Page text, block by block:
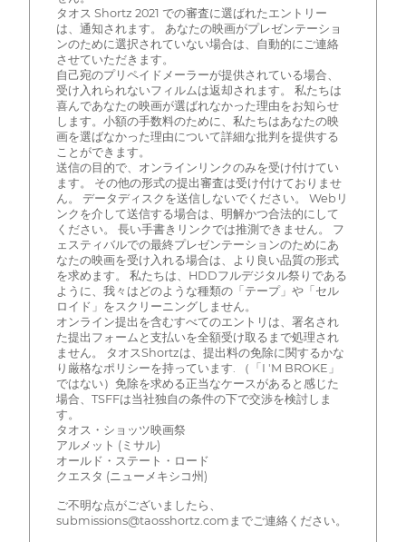
タオス Shortz 2021 での審査に選ばれたエントリー
は、通知されます。 あなたの映画がプレゼンテーショ
ンのために選択されていない場合は、自動的にご連絡
させていただきます。
自己宛のプリペイドメーラーが提供されている場合、
受け入れられないフィルムは返却されます。 私たちは
喜んであなたの映画が選ばれなかった理由をお知らせ
します。小額の手数料のために、私たちはあなたの映
画を選ばなかった理由について詳細な批判を提供する
ことができます。
送信の目的で、オンラインリンクのみを受け付けてい
ます。 その他の形式の提出審査は受け付けておりませ
ん。 データディスクを送信しないでください。 Webリ
ンクを介して送信する場合は、明解かつ合法的にして
ください。 長い手書きリンクでは推測できません。 フ
ェスティバルでの最終プレゼンテーションのためにあ
なたの映画を受け入れる場合は、より良い品質の形式
を求めます。 私たちは、HDDフルデジタル祭りである
ように、我々はどのような種類の「テープ」や「セル
ロイド」をスクリーニングしません。
オンライン提出を含むすべてのエントリは、署名され
た提出フォームと支払いを全額受け取るまで処理され
ません。 タオスShortzは、提出料の免除に関するかな
り厳格なポリシーを持っています. （「I 'M BROKE」
ではない）免除を求める正当なケースがあると感じた
場合、TSFFは当社独自の条件の下で交渉を検討しま
す。
タオス・ショッツ映画祭
アルメット (ミサル)
オールド・ステート・ロード
クエスタ (ニューメキシコ州)
ご不明な点がございましたら、
submissions@taosshortz.comまでご連絡ください。